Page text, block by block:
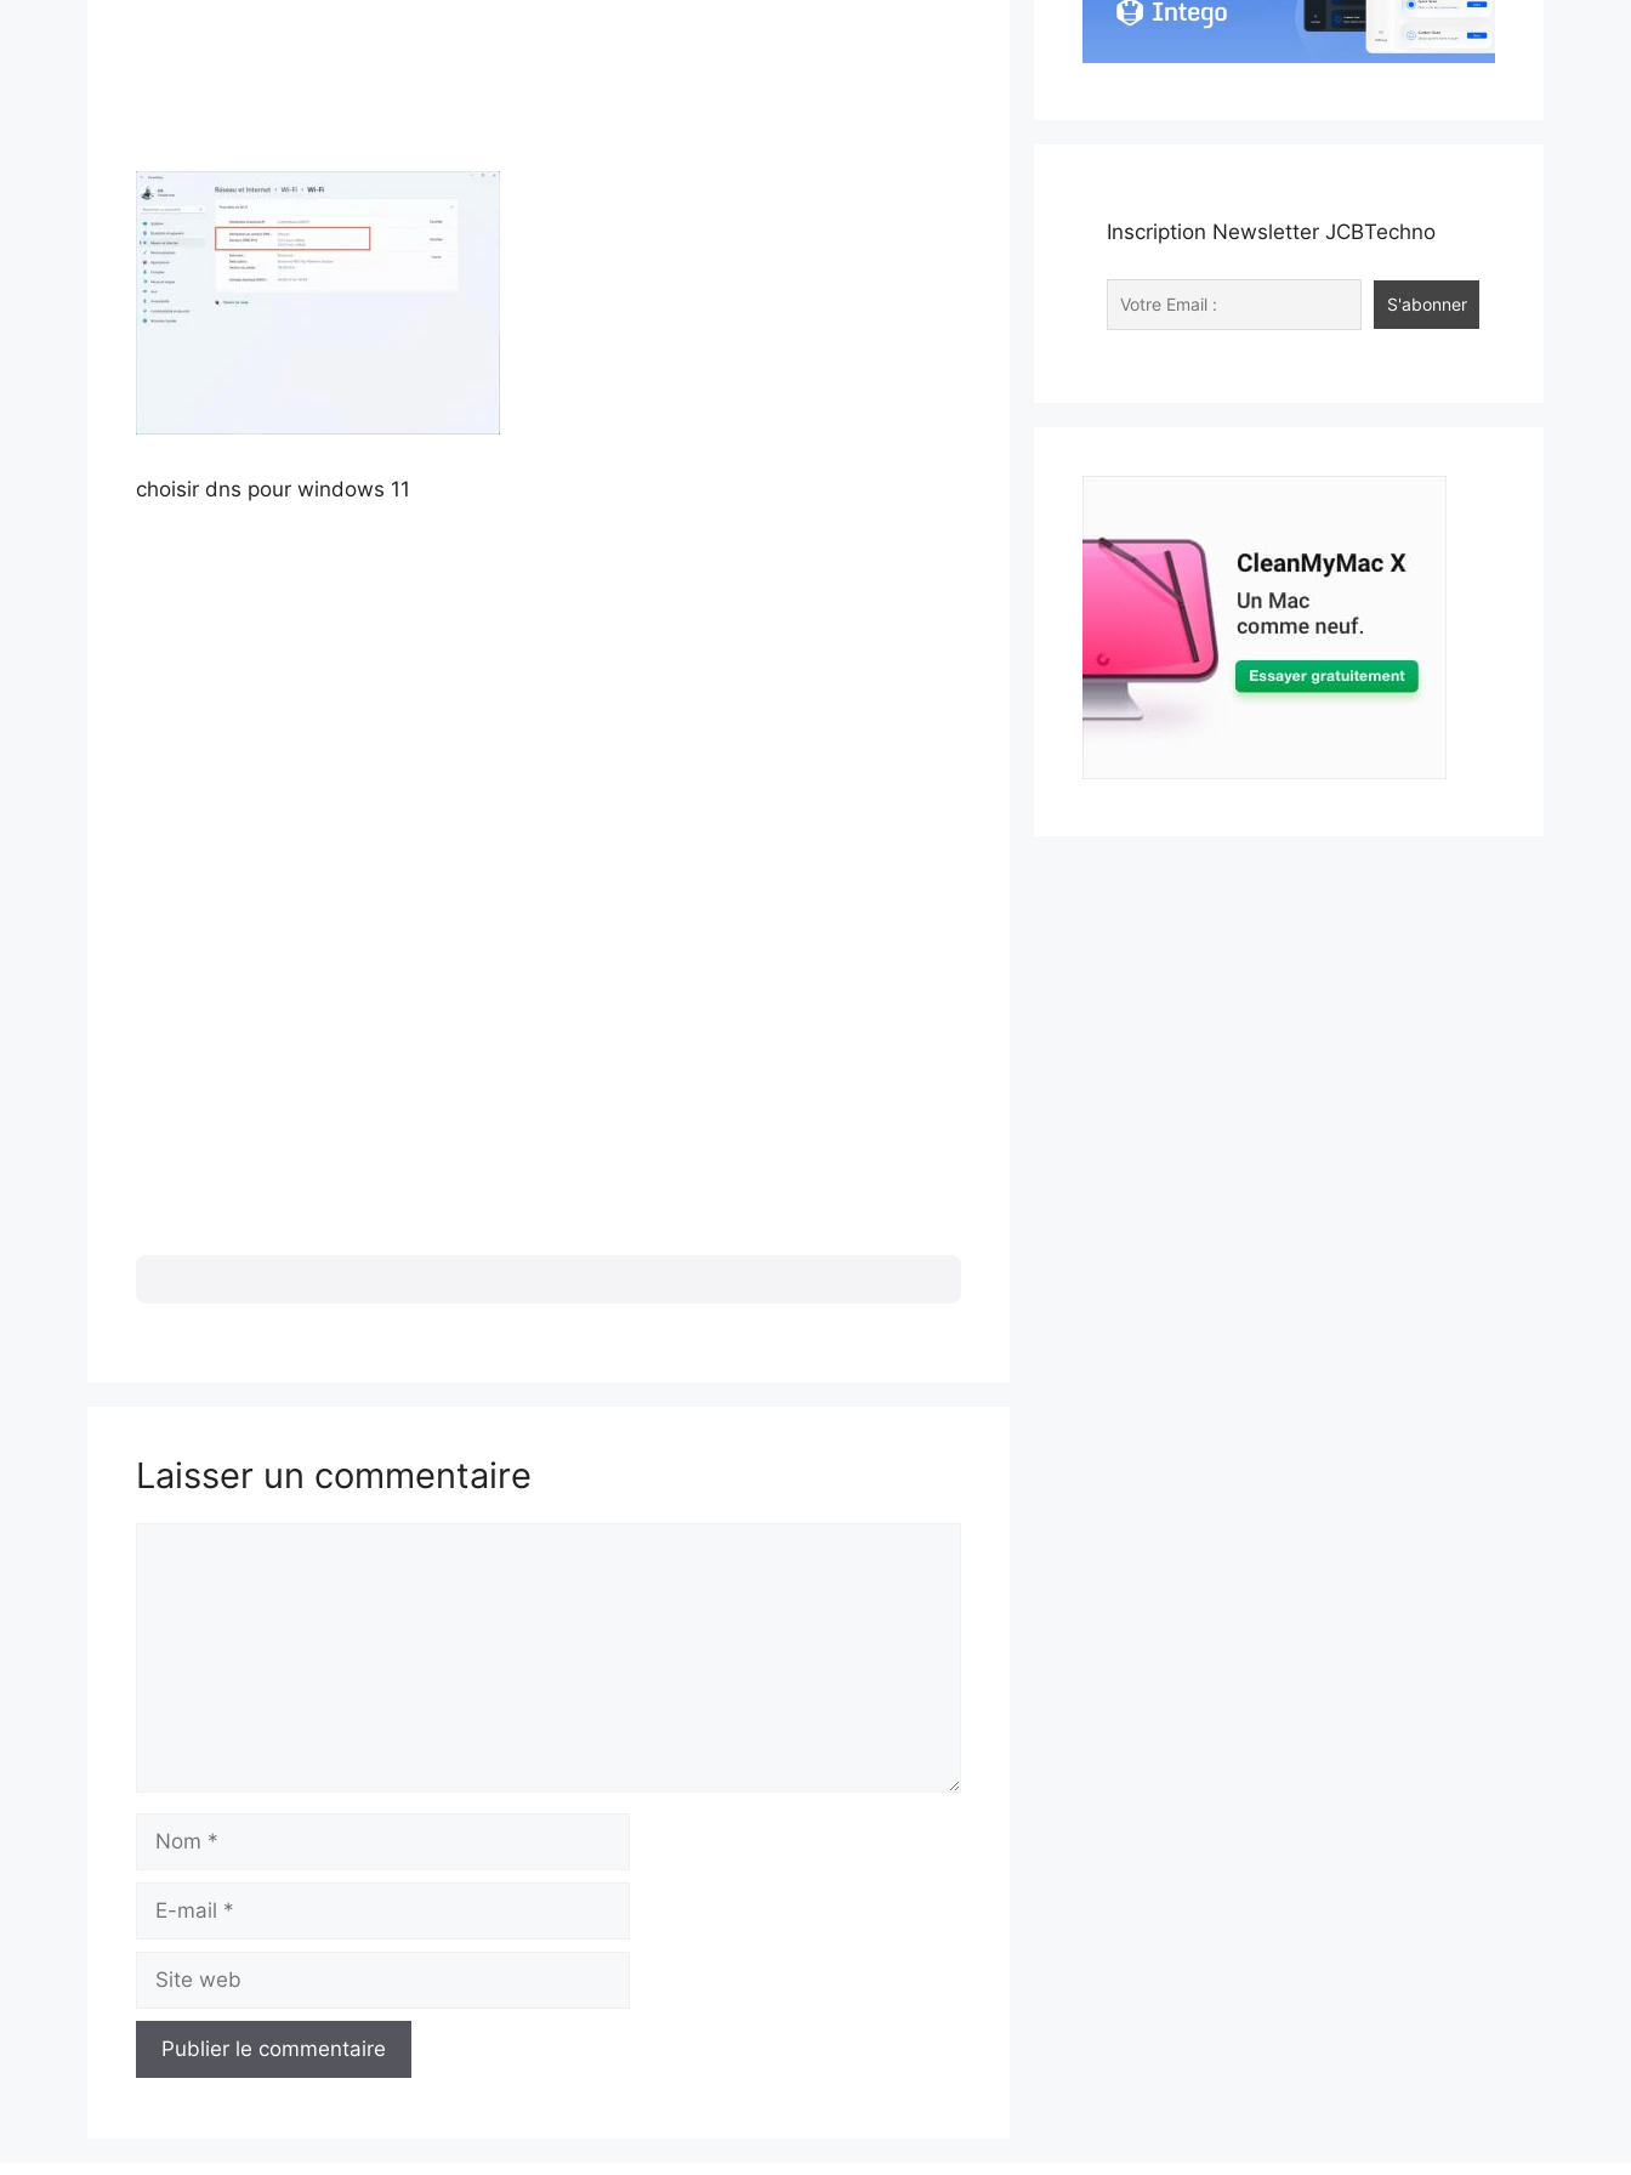
choisir dns pour windows 11
Laisser un commentaire
Nom
Site
web
Inscription Newsletter JCBTechno